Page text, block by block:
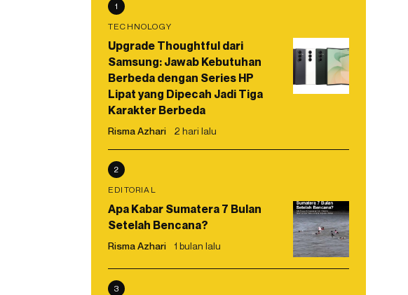
1
TECHNOLOGY
Upgrade Thoughtful dari
Samsung: Jawab Kebutuhan
Berbeda dengan Series HP
Lipat yang Dipecah Jadi Tiga
Karakter Berbeda
Risma Azhari 2 hari lalu
2
EDITORIAL
Apa Kabar Sumatera 7 Bulan
Setelah Bencana?
Risma Azhari 1 bulan lalu
3